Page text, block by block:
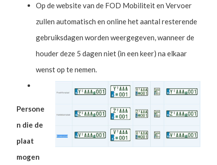
Op de website van de FOD Mobiliteit en Vervoer
zullen automatisch en online het aantal resterende
gebruiksdagen worden weergegeven, wanneer de
houder deze 5 dagen niet (in een keer) na elkaar
wenst op te nemen.
Persone
n die de
plaat
mogen